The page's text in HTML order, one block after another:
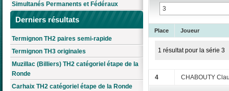
Simultanés Permanents et Fédéraux
Derniers résultats
Termignon TH2 paires semi-rapide
Termignon TH3 originales
Muzillac (Billiers) TH2 catégoriel étape de la
Ronde
Carhaix TH2 catégoriel étape de la Ronde
Place Joueur
1 résultat pour la série 3
4 CHABOUTY